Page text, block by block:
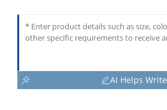
AI Helps Write